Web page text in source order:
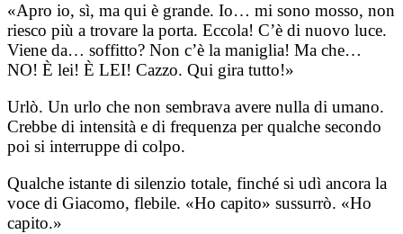
«Apro io, sì, ma qui è grande. Io… mi sono mosso, non
riesco più a trovare la porta. Eccola! C’è di nuovo luce.
Viene da… soffitto? Non c’è la maniglia! Ma che…
NO! È lei! È LEI! Cazzo. Qui gira tutto!»
Urlò. Un urlo che non sembrava avere nulla di umano.
Crebbe di intensità e di frequenza per qualche secondo
poi si interruppe di colpo.
Qualche istante di silenzio totale, finché si udì ancora la
voce di Giacomo, flebile. «Ho capito» sussurrò. «Ho
capito.»